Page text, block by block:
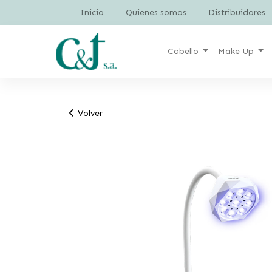
Inicio Quienes somos Distribuidores
Cabello Make Up
Volver